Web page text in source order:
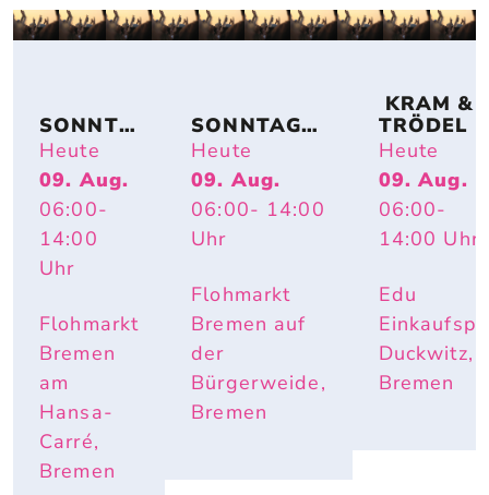
SONNTA
GSFLOH
MARKT
Heute
09. Aug.
06:00-
14:00
Uhr
Flohmarkt
Bremen
am
Hansa-
Carré,
Bremen
SONNTAGS
FLOHMARK
T
Heute
09. Aug.
06:00- 14:00
Uhr
Flohmarkt
Bremen auf
der
Bürgerweide,
Bremen
KRAM &
TRÖDEL
Heute
09. Aug.
06:00-
14:00 Uhr
Edu
Duckwitz,
Bremen